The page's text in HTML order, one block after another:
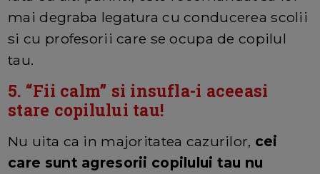
mai degraba legatura cu conducerea scolii
si cu profesorii care se ocupa de copilul
tau.
5. “Fii calm” si insufla-i aceeasi
stare copilului tau!
Nu uita ca in majoritatea cazurilor, cei
care sunt agresorii copilului tau nu